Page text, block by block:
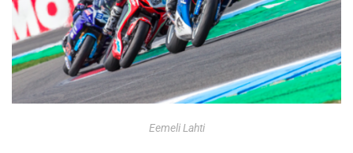
Eemeli Lahti